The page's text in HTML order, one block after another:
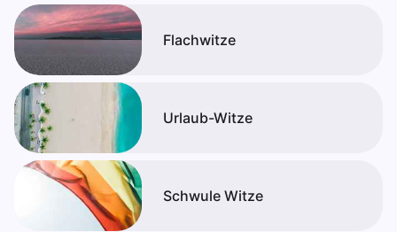
Flachwitze
Urlaub-Witze
Schwule Witze